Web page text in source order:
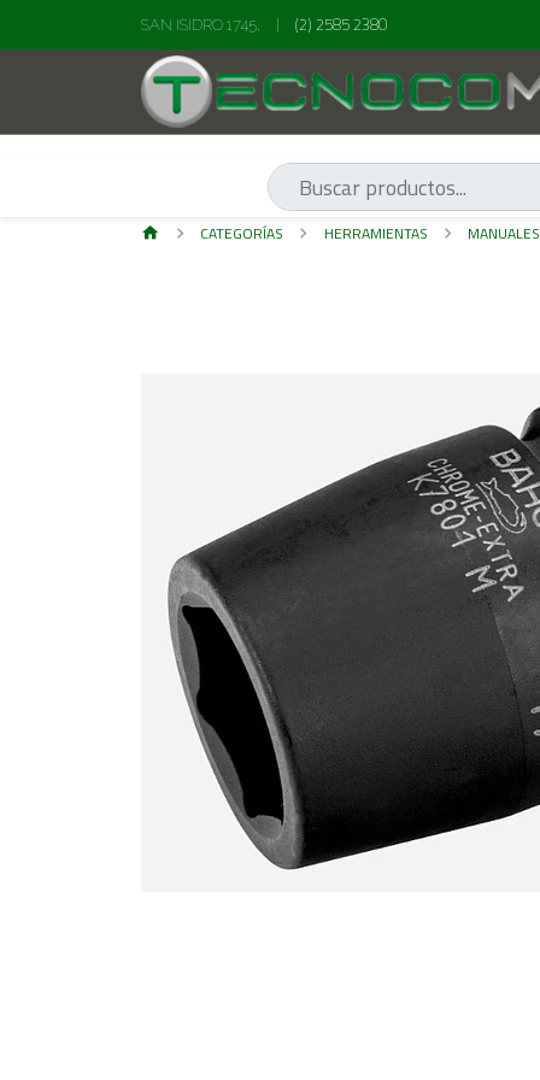
SAN ISIDRO 1745, (2) 2585 2380
CATEGORÍAS HERRAMIENTAS MANUALES